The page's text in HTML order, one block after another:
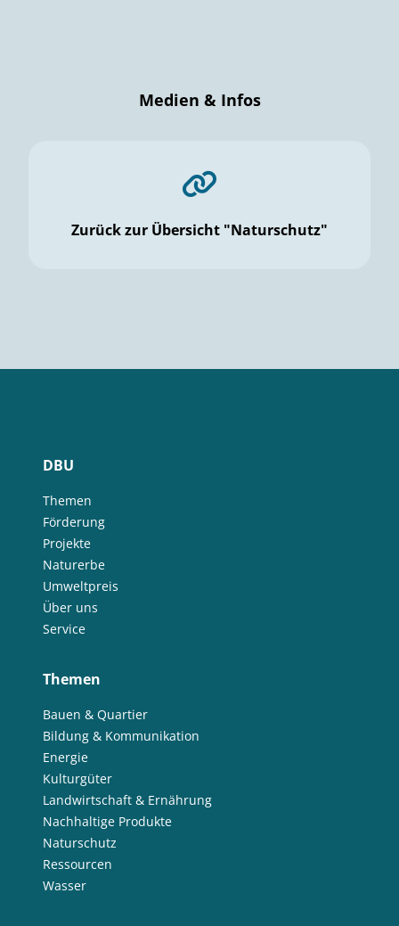
Medien & Infos
Zurück zur Übersicht "Naturschutz"
DBU
Themen
Förderung
Projekte
Naturerbe
Umweltpreis
Über uns
Service
Themen
Bauen & Quartier
Bildung & Kommunikation
Energie
Kulturgüter
Landwirtschaft & Ernährung
Nachhaltige Produkte
Naturschutz
Ressourcen
Wasser